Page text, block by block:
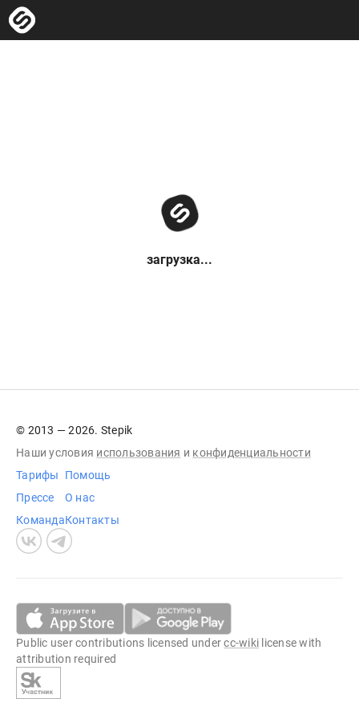
загрузка...
© 2013 — 2026. Stepik
Наши условия использования и конфиденциальности
Тарифы
Прессе
Команда
Помощь
О нас
Контакты
Public user contributions licensed undercc-wiki license with
attribution required